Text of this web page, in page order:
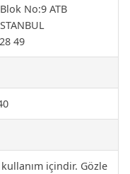
No:9 ATB
49
içindir. Gözle